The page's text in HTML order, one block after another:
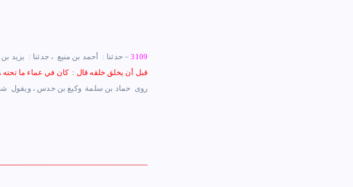
3109– حدثنا : ‏ ‏أحمد بن منيع ‏ ، حدثنا :
قبل أن يخلق خلقه قال : ‏ ‏كان في عماء ما
روى ‏ ‏حماد بن سلمة ‏ ‏وكيع بن حدس ‏، ‏ويقول